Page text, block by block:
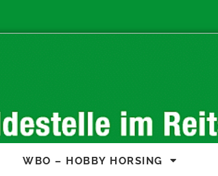
WBO – HOBBY HORSING